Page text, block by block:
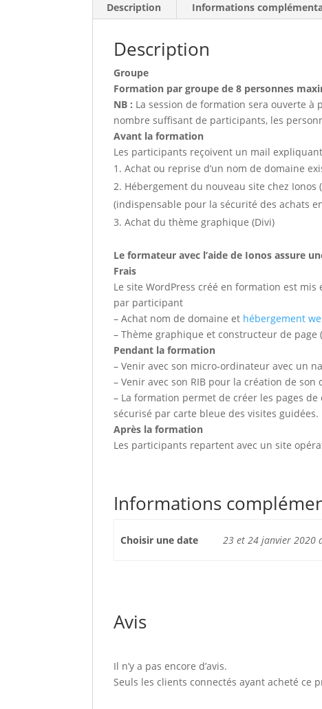
Description Informations
Description
Groupe
Formation par groupe de 8 personnes
NB : La session de formation sera ouverte à
nombre suffisant de participants, les
Avant la formation
Les participants reçoivent un mail
Achat ou reprise d’un nom de domaine
Hébergement du nouveau site chez Ionos
(indispensable pour la sécurité des achats
Achat du thème graphique (Divi)
Le formateur avec l’aide de Ionos assure
Frais
Le site WordPress créé en formation est
par participant
– Achat nom de domaine et hébergement
– Thème graphique et constructeur de page
Pendant la formation
– Venir avec son micro-ordinateur avec un
– Venir avec son RIB pour la création de son
– La formation permet de créer les pages
sécurisé par carte bleue des visites guidées.
Après la formation
Les participants repartent avec un site
Informations
Choisir une date 23 et 24 janvier 2020
Avis
Il n’y a pas encore d’avis.
Seuls les clients connectés ayant acheté